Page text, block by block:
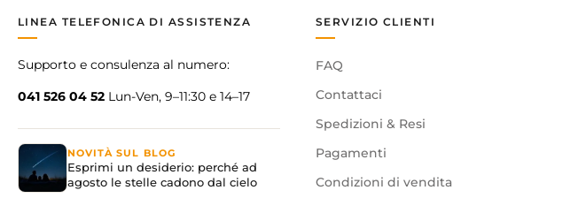
LINEA TELEFONICA DI ASSISTENZA
Supporto e consulenza al numero:
041 526 04 52 Lun-Ven, 9–11:30 e 14–17
NOVITÀ SUL BLOG
Esprimi un desiderio: perché ad
agosto le stelle cadono dal cielo
SERVIZIO CLIENTI
FAQ
Contattaci
Spedizioni & Resi
Pagamenti
Condizioni di vendita